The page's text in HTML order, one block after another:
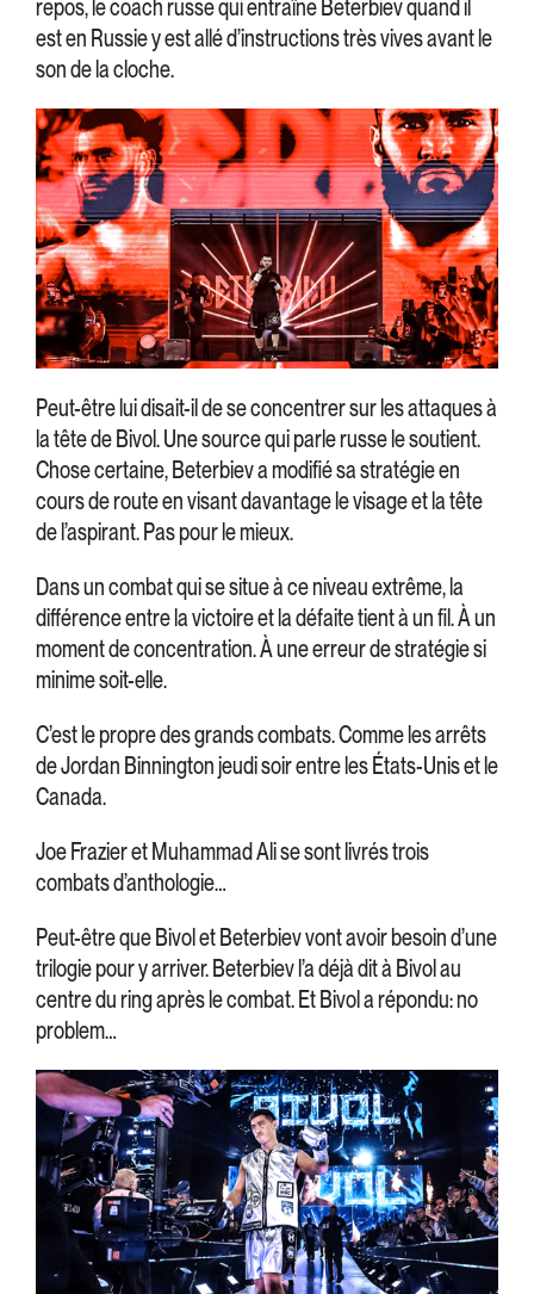
repos, le coach russe qui entraîne Beterbiev quand il
est en Russie y est allé d’instructions très vives avant le
son de la cloche.
Peut-être lui disait-il de se concentrer sur les attaques à
la tête de Bivol. Une source qui parle russe le soutient.
Chose certaine, Beterbiev a modifié sa stratégie en
cours de route en visant davantage le visage et la tête
de l’aspirant. Pas pour le mieux.
Dans un combat qui se situe à ce niveau extrême, la
différence entre la victoire et la défaite tient à un fil. À un
moment de concentration. À une erreur de stratégie si
minime soit-elle.
C’est le propre des grands combats. Comme les arrêts
de Jordan Binnington jeudi soir entre les États-Unis et le
Canada.
Joe Frazier et Muhammad Ali se sont livrés trois
combats d’anthologie…
Peut-être que Bivol et Beterbiev vont avoir besoin d’une
trilogie pour y arriver. Beterbiev l’a déjà dit à Bivol au
centre du ring après le combat. Et Bivol a répondu: no
problem…